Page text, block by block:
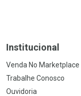
Institucional
Venda No Marketplace
Trabalhe Conosco
Ouvidoria